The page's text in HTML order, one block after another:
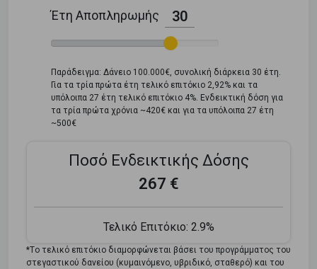
Έτη Αποπληρωμής 30
Παράδειγμα: Δάνειο 100.000€, συνολική διάρκεια 30 έτη.
Για τα τρία πρώτα έτη τελικό επιτόκιο 2,92% και τα
υπόλοιπα 27 έτη τελικό επιτόκιο 4%. Ενδεικτική δόση για
τα τρία πρώτα χρόνια ~420€ και για τα υπόλοιπα 27 έτη
~500€
Ποσό Ενδεικτικής Δόσης
267 €
Τελικό Επιτόκιο: 2.9%
*Tο τελικό επιτόκιο διαμορφώνεται βάσει του προγράμματος του
στεγαστικού δανείου (κυμαινόμενο, υβριδικό, σταθερό) και του